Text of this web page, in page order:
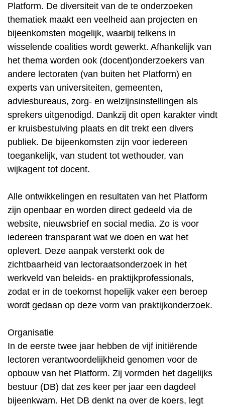
Platform. De diversiteit van de te onderzoeken
thematiek maakt een veelheid aan projecten en
bijeenkomsten mogelijk, waarbij telkens in
wisselende coalities wordt gewerkt. Afhankelijk van
het thema worden ook (docent)onderzoekers van
andere lectoraten (van buiten het Platform) en
experts van universiteiten, gemeenten,
adviesbureaus, zorg- en welzijnsinstellingen als
sprekers uitgenodigd. Dankzij dit open karakter vindt
er kruisbestuiving plaats en dit trekt een divers
publiek. De bijeenkomsten zijn voor iedereen
toegankelijk, van student tot wethouder, van
wijkagent tot docent.
Alle ontwikkelingen en resultaten van het Platform
zijn openbaar en worden direct gedeeld via de
website, nieuwsbrief en social media. Zo is voor
iedereen transparant wat we doen en wat het
oplevert. Deze aanpak versterkt ook de
zichtbaarheid van lectoraatsonderzoek in het
werkveld van beleids- en praktijkprofessionals,
zodat er in de toekomst hopelijk vaker een beroep
wordt gedaan op deze vorm van praktijkonderzoek.
Organisatie
In de eerste twee jaar hebben de vijf initiërende
lectoren verantwoordelijkheid genomen voor de
opbouw van het Platform. Zij vormden het dagelijks
bestuur (DB) dat zes keer per jaar een dagdeel
bijeenkwam. Het DB denkt na over de koers, legt